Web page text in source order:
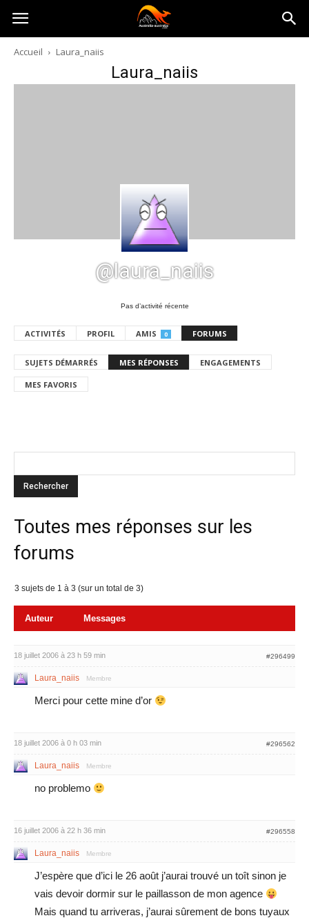
Australia-
australie.com
Accueil Laura_naiis
Laura_naiis
@laura_naiis
Pas d’activité récente
ACTIVITÉS PROFIL AMIS 0 FORUMS
SUJETS DÉMARRÉS MES RÉPONSES ENGAGEMENTS
MES FAVORIS
Toutes mes réponses sur les
forums
3 sujets de 1 à 3 (sur un total de 3)
Auteur Messages
18 juillet 2006 à 23 h 59 min #296499
Laura_naiis Membre
Merci pour cette mine d’or
18 juillet 2006 à 0 h 03 min #296562
Laura_naiis Membre
no problemo
16 juillet 2006 à 22 h 36 min #296558
Laura_naiis Membre
J’espère que d’ici le 26 août j’aurai trouvé un toît sinon je
vais devoir dormir sur le paillasson de mon agence
Mais quand tu arriveras, j’aurai sûrement de bons tuyaux